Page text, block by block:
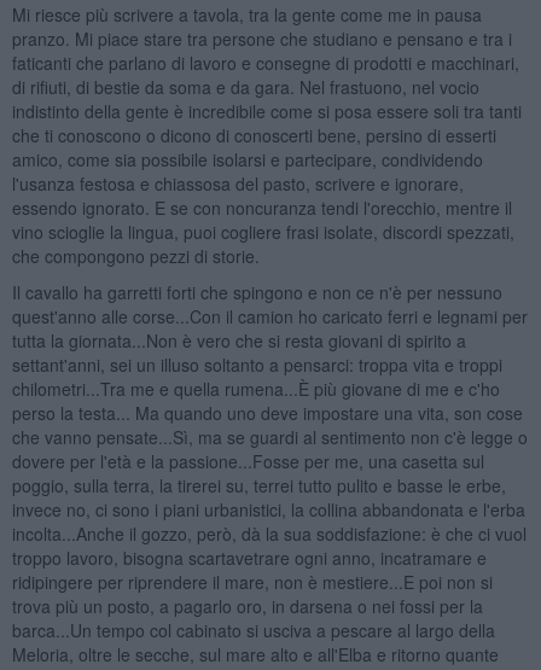
Mi riesce più scrivere a tavola, tra la gente come me in pausa
pranzo. Mi piace stare tra persone che studiano e pensano e tra i
faticanti che parlano di lavoro e consegne di prodotti e macchinari,
di rifiuti, di bestie da soma e da gara. Nel frastuono, nel vocio
indistinto della gente è incredibile come si posa essere soli tra tanti
che ti conoscono o dicono di conoscerti bene, persino di esserti
amico, come sia possibile isolarsi e partecipare, condividendo
l'usanza festosa e chiassosa del pasto, scrivere e ignorare,
essendo ignorato. E se con noncuranza tendi l'orecchio, mentre il
vino scioglie la lingua, puoi cogliere frasi isolate, discordi spezzati,
che compongono pezzi di storie.
Il cavallo ha garretti forti che spingono e non ce n'è per nessuno
quest'anno alle corse...Con il camion ho caricato ferri e legnami per
tutta la giornata...Non è vero che si resta giovani di spirito a
settant'anni, sei un illuso soltanto a pensarci: troppa vita e troppi
chilometri...Tra me e quella rumena...È più giovane di me e c'ho
perso la testa... Ma quando uno deve impostare una vita, son cose
che vanno pensate...Sì, ma se guardi al sentimento non c'è legge o
dovere per l'età e la passione...Fosse per me, una casetta sul
poggio, sulla terra, la tirerei su, terrei tutto pulito e basse le erbe,
invece no, ci sono i piani urbanistici, la collina abbandonata e l'erba
incolta...Anche il gozzo, però, dà la sua soddisfazione: è che ci vuol
troppo lavoro, bisogna scartavetrare ogni anno, incatramare e
ridipingere per riprendere il mare, non è mestiere...E poi non si
trova più un posto, a pagarlo oro, in darsena o nei fossi per la
barca...Un tempo col cabinato si usciva a pescare al largo della
Meloria, oltre le secche, sul mare alto e all'Elba e ritorno quante